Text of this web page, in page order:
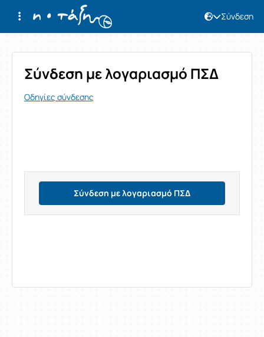
Σύνδεση
Σύνδεση
Σύνδεση με λογαριασμό ΠΣΔ
Οδηγίες σύνδεσης
Σύνδεση με λογαριασμό ΠΣΔ